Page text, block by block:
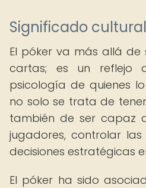
Significado
El póker va más allá de
cartas; es un
psicología de quienes
no solo se trata de
también de ser capaz
jugadores, controlar
decisiones estratégicas
El póker ha sido